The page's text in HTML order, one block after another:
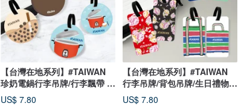
【台灣在地系列】#TAIWAN
珍奶電鍋行李吊牌/行李飄帶 客
製禮物
US$ 7.80
【台灣在地系列】#TAIWAN
行李吊牌/背包吊牌/生日禮物/
客製化
US$ 7.80